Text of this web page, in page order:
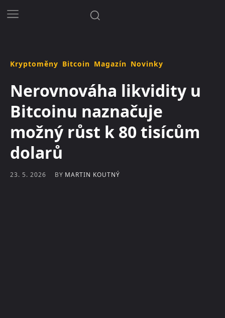
Kryptoměny Bitcoin Magazín Novinky
Nerovnováha likvidity u
Bitcoinu naznačuje
možný růst k 80 tisícům
dolarů
23. 5. 2026 BY MARTIN KOUTNÝ